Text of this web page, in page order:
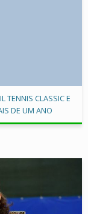
TENNIS CLASSIC E
DE UM ANO